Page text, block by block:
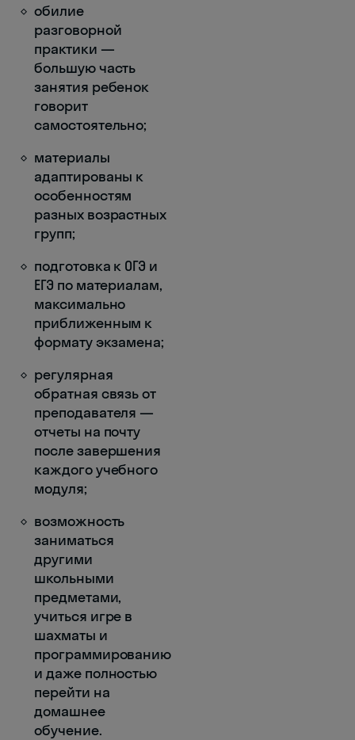
обилие
разговорной
практики —
большую часть
занятия ребенок
говорит
самостоятельно;
материалы
адаптированы к
особенностям
разных возрастных
групп;
подготовка к ОГЭ и
ЕГЭ по материалам,
максимально
приближенным к
формату экзамена;
регулярная
обратная связь от
преподавателя —
отчеты на почту
после завершения
каждого учебного
модуля;
возможность
заниматься
другими
школьными
предметами,
учиться игре в
шахматы и
программированию
и даже полностью
перейти на
домашнее
обучение.